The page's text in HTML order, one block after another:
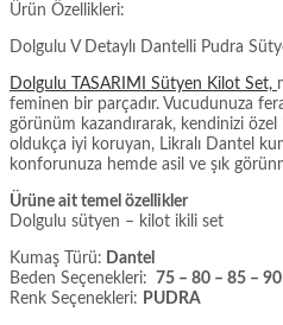
Ürün Özellikleri:
Dolgulu V Detaylı Dantelli Pudra
Dolgulu TASARIMI Sütyen Kilot Set,
feminen bir parçadır. Vucudunuza
görünüm kazandırarak, kendinizi
oldukça iyi koruyan, Likralı Dantel
konforunuza hemde asil ve şık
Ürüne ait temel özellikler
Dolgulu sütyen – kilot ikili set
Kumaş Türü: Dantel
Beden Seçenekleri:
75 – 80 – 85 – 90
Renk Seçenekleri: PUDRA